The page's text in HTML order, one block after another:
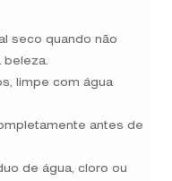
seco quando não
beleza.
limpe com água
antes de
de água, cloro ou